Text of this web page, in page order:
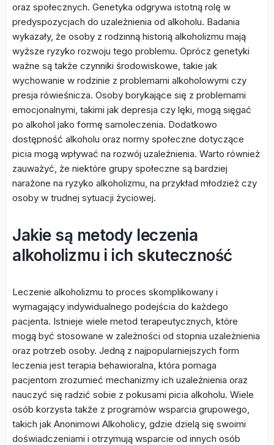
oraz społecznych. Genetyka odgrywa istotną rolę w
predyspozycjach do uzależnienia od alkoholu. Badania
wykazały, że osoby z rodzinną historią alkoholizmu mają
wyższe ryzyko rozwoju tego problemu. Oprócz genetyki
ważne są także czynniki środowiskowe, takie jak
wychowanie w rodzinie z problemami alkoholowymi czy
presja rówieśnicza. Osoby borykające się z problemami
emocjonalnymi, takimi jak depresja czy lęki, mogą sięgać
po alkohol jako formę samoleczenia. Dodatkowo
dostępność alkoholu oraz normy społeczne dotyczące
picia mogą wpływać na rozwój uzależnienia. Warto również
zauważyć, że niektóre grupy społeczne są bardziej
narażone na ryzyko alkoholizmu, na przykład młodzież czy
osoby w trudnej sytuacji życiowej.
Jakie są metody leczenia
alkoholizmu i ich skuteczność
Leczenie alkoholizmu to proces skomplikowany i
wymagający indywidualnego podejścia do każdego
pacjenta. Istnieje wiele metod terapeutycznych, które
mogą być stosowane w zależności od stopnia uzależnienia
oraz potrzeb osoby. Jedną z najpopularniejszych form
leczenia jest terapia behawioralna, która pomaga
pacjentom zrozumieć mechanizmy ich uzależnienia oraz
nauczyć się radzić sobie z pokusami picia alkoholu. Wiele
osób korzysta także z programów wsparcia grupowego,
takich jak Anonimowi Alkoholicy, gdzie dzielą się swoimi
doświadczeniami i otrzymują wsparcie od innych osób